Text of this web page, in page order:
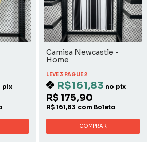
pix
Camisa Newcastle -
Home
LEVE 3 PAGUE 2
R$161,83 no pix
R$ 175,90
R$ 161,83 com Boleto
COMPRAR